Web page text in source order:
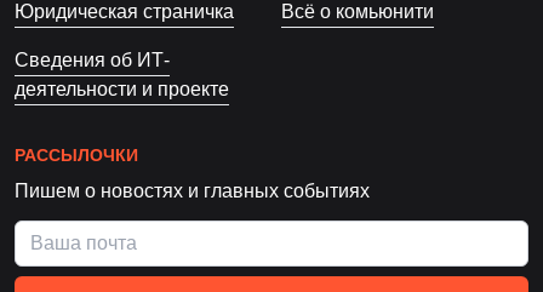
Юридическая страничка Всё о комьюнити
Сведения об ИТ-
деятельности и проекте
РАССЫЛОЧКИ
Пишем о новостях и главных событиях